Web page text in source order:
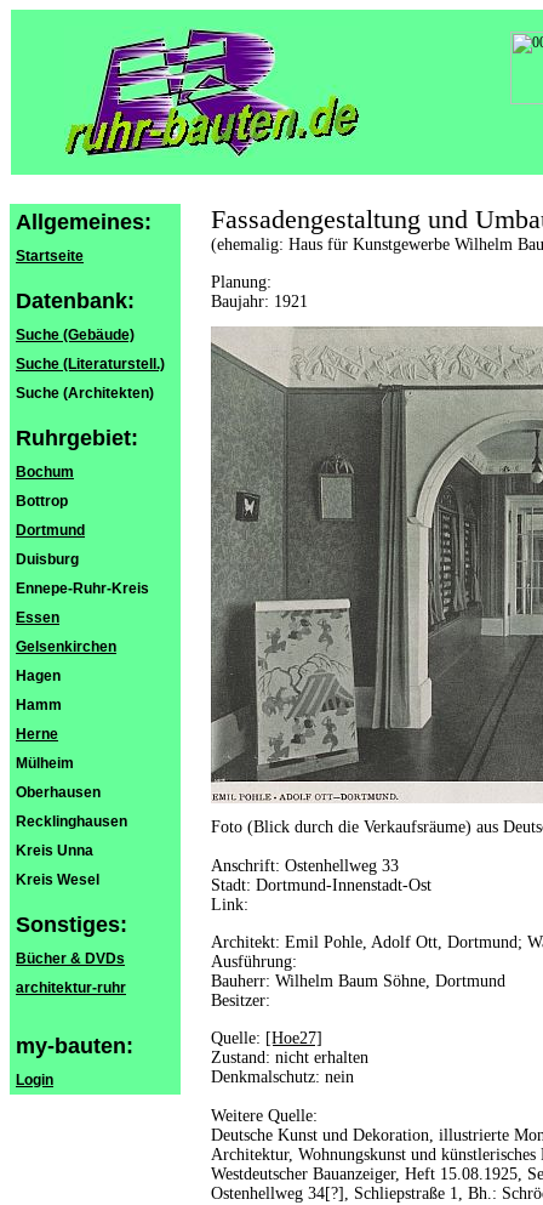
Allgemeines:
Startseite
Datenbank:
Suche (Gebäude)
Suche (Literaturstell.)
Suche (Architekten)
Ruhrgebiet:
Bochum
Bottrop
Dortmund
Duisburg
Ennepe-Ruhr-Kreis
Essen
Gelsenkirchen
Hagen
Hamm
Herne
Mülheim
Oberhausen
Recklinghausen
Kreis Unna
Kreis Wesel
Sonstiges:
Bücher & DVDs
architektur-ruhr
my-bauten:
Login
Fassadengestaltung und
(ehemalig: Haus für Kunstgewerbe Wilhelm
Planung:
Baujahr: 1921
Foto (Blick durch die Verkaufsräume) aus
Anschrift: Ostenhellweg 33
Stadt: Dortmund-Innenstadt-Ost
Link:
Architekt: Emil Pohle, Adolf Ott, Dortmund;
Ausführung:
Bauherr: Wilhelm Baum Söhne, Dortmund
Besitzer:
Quelle: [Hoe27]
Zustand: nicht erhalten
Denkmalschutz: nein
Weitere Quelle:
Deutsche Kunst und Dekoration, illustrierte
Architektur, Wohnungskunst und
Westdeutscher Bauanzeiger, Heft 15.08.1925,
Ostenhellweg 34[?], Schliepstraße 1, Bh.: